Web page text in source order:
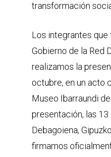
transformación
Los integrantes que
Gobierno de la Red
realizamos la
octubre, en un acto
Museo Ibarraundi
presentación, las
Debagoiena,
firmamos